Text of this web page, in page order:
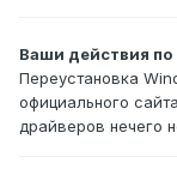
Ваши действия
Переустановка
официального
драйверов нечего